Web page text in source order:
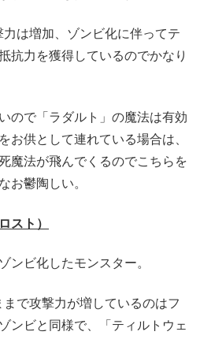
は増加、ゾンビ化に伴ってテ
抗力を獲得しているのでかなり
ので「ラダルト」の魔法は有効
お供として連れている場合は、
魔法が飛んでくるのでこちらを
お鬱陶しい。
スト）
ンビ化したモンスター。
で攻撃力が増しているのはフ
ンビと同様で、「ティルトウェ